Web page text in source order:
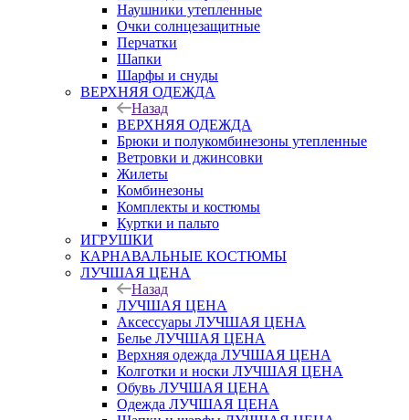
Наушники утепленные
Очки солнцезащитные
Перчатки
Шапки
Шарфы и снуды
ВЕРХНЯЯ ОДЕЖДА
Назад
ВЕРХНЯЯ ОДЕЖДА
Брюки и полукомбинезоны утепленные
Ветровки и джинсовки
Жилеты
Комбинезоны
Комплекты и костюмы
Куртки и пальто
ИГРУШКИ
КАРНАВАЛЬНЫЕ КОСТЮМЫ
ЛУЧШАЯ ЦЕНА
Назад
ЛУЧШАЯ ЦЕНА
Аксессуары ЛУЧШАЯ ЦЕНА
Белье ЛУЧШАЯ ЦЕНА
Верхняя одежда ЛУЧШАЯ ЦЕНА
Колготки и носки ЛУЧШАЯ ЦЕНА
Обувь ЛУЧШАЯ ЦЕНА
Одежда ЛУЧШАЯ ЦЕНА